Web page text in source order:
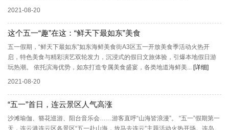
2021-08-20
这个五一“趣”在这：“鲜天下最如东”美食
五一假期，“鲜天下最如东”如东海鲜美食街A3区五一开放美食季活动火热开
启，特色美食与精彩演艺双轮发力，沉浸式的假日文旅体验，引爆本地假日游
玩热潮。 依托滨海优势，如东打造专属美食盛宴，各类地道海鲜美... [详细]
2021-08-20
“五一”首日，连云景区人气高涨
沙滩瑜伽、簪花巡游、阳台音乐会……游客直呼“山海皆浪漫”。 “五一”假期第一
天，连云港连云区各景区“五一赴山海，放马去连云”主题活动火热开场。连岛、